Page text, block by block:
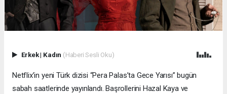
Erkek| Kadın (Haberi Sesli Oku)
Netflix’in yeni Türk dizisi “Pera Palas’ta Gece Yarısı” bugün
sabah saatlerinde yayınlandı. Başrollerini Hazal Kaya ve